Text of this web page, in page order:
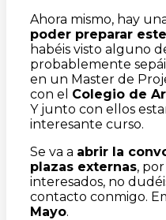
Ahora mismo, hay
poder preparar
habéis visto alguno
probablemente
en un Master de
con el Colegio de
Y junto con ellos
interesante curso.
Se va a abrir la
plazas externas,
interesados, no
contacto conmigo.
Mayo.